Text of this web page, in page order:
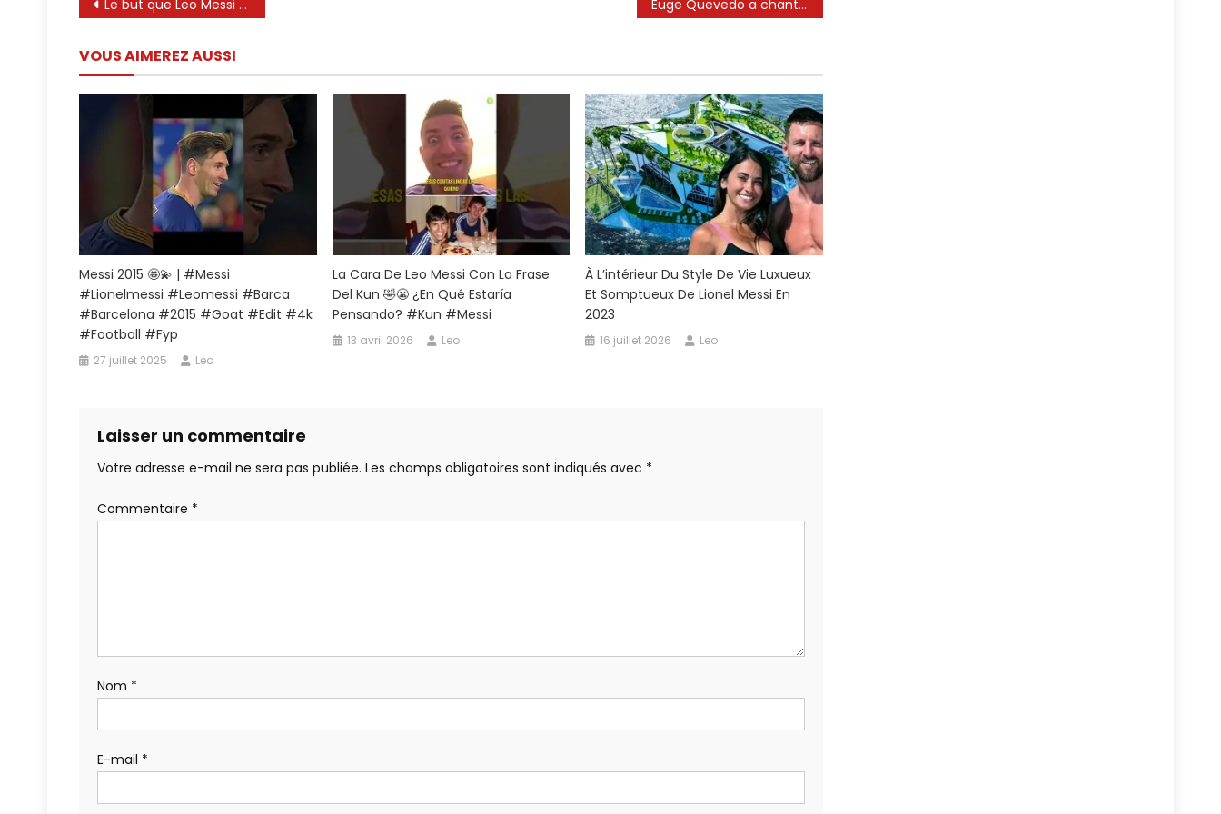
l’article
Le but que Leo Messi a marqué lors de son dernier match en Argentine 😭 #leassi #messi #Lionelmessi Euge Quevedo a chanté l’hymne national argentin lors du dernier parti officiel de Messi en Argentine 🇦🇷
VOUS AIMEREZ AUSSI
Messi 2015 🤩💫 | #messi
#lionelmessi #leomessi #barca
#barcelona #2015 #goat #edit #4k
#football #fyp
27 juillet 2025 Leo
La Cara De Leo Messi Con La Frase
Del Kun 🤣😬 ¿En Qué Estaría
Pensando? #kun #messi
13 avril 2026 Leo
À L’intérieur Du Style De Vie Luxueux
Et Somptueux De Lionel Messi En
2023
16 juillet 2026 Leo
Laisser un commentaire
Votre adresse e-mail ne sera pas publiée. Les champs obligatoires sont indiqués avec *
Commentaire *
Nom *
E-mail *